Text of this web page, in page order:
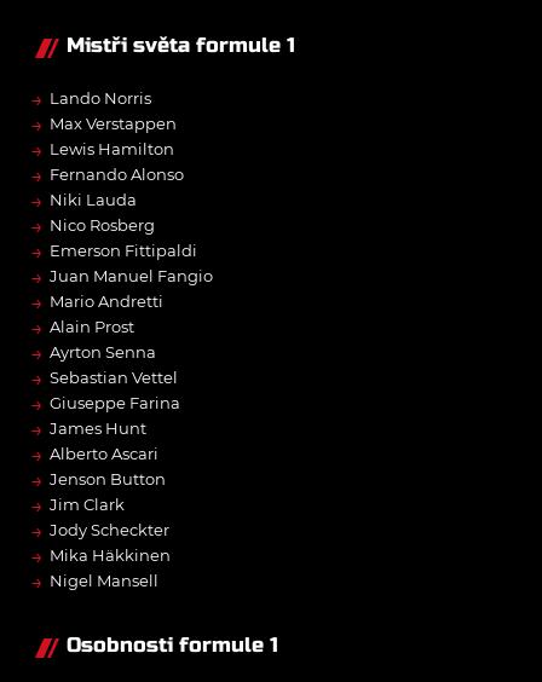
Mistři světa formule 1
→ Lando Norris
→ Max Verstappen
→ Lewis Hamilton
→ Fernando Alonso
→ Niki Lauda
→ Nico Rosberg
→ Emerson Fittipaldi
→ Juan Manuel Fangio
→ Mario Andretti
→ Alain Prost
→ Ayrton Senna
→ Sebastian Vettel
→ Giuseppe Farina
→ James Hunt
→ Alberto Ascari
→ Jenson Button
→ Jim Clark
→ Jody Scheckter
→ Mika Häkkinen
→ Nigel Mansell
Osobnosti formule 1